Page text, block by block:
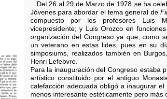
Del 26 al 29 de Marzo de 1978 se ha
Jóvenes para abordar el tema general de
compuesto por los profesores Luis
vicepresidente; y Luis Orozco en
organización del Congreso ya que, como
un veterano en estas lides, pues en su
simposiums, realizados también en
Henri Lefebvre.
Para la inauguración del Congreso estaba
artístico constituido por el antiguo
calefacción adecuada obligó a inaugurar
menos interesante estéticamente pero más